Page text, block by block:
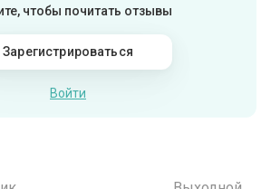
чтобы почитать отзывы
Зарегистрироваться
Войти